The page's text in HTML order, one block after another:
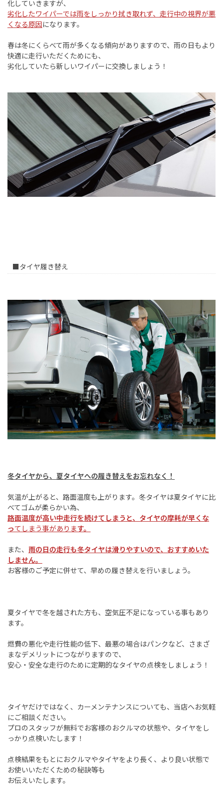
化していきますが、
劣化したワイパーでは雨をしっかり拭き取れず、走行中の視界が悪
くなる原因になります。
春は冬にくらべて雨が多くなる傾向がありますので、雨の日もより
快適に走行いただくためにも、
劣化していたら新しいワイパーに交換しましょう！
■タイヤ履き替え
冬タイヤから、夏タイヤへの履き替えをお忘れなく！
気温が上がると、路面温度も上がります。冬タイヤは夏タイヤに比
べてゴムが柔らかい為、
路面温度が高い中走行を続けてしまうと、タイヤの摩耗が早くな
ってしまう事があります。
また、 雨の日の走行も冬タイヤは滑りやすいので、おすすめいた
しません。
お客様のご予定に併せて、早めの履き替えを行いましょう。
夏タイヤで冬を越された方も、空気圧不足になっている事もあり
ます。
燃費の悪化や走行性能の低下、最悪の場合はパンクなど、さまざ
まなデメリットにつながりますので、
安心・安全な走行のために定期的なタイヤの点検をしましょう！
タイヤだけではなく、カーメンテナンスについても、当店へお気軽
にご相談ください。
プロのスタッフが無料でお客様のおクルマの状態や、タイヤをし
っかり点検いたします！
点検結果をもとにおクルマやタイヤをより長く、より良い状態で
お使いいただくための秘訣等も
お伝えいたします。